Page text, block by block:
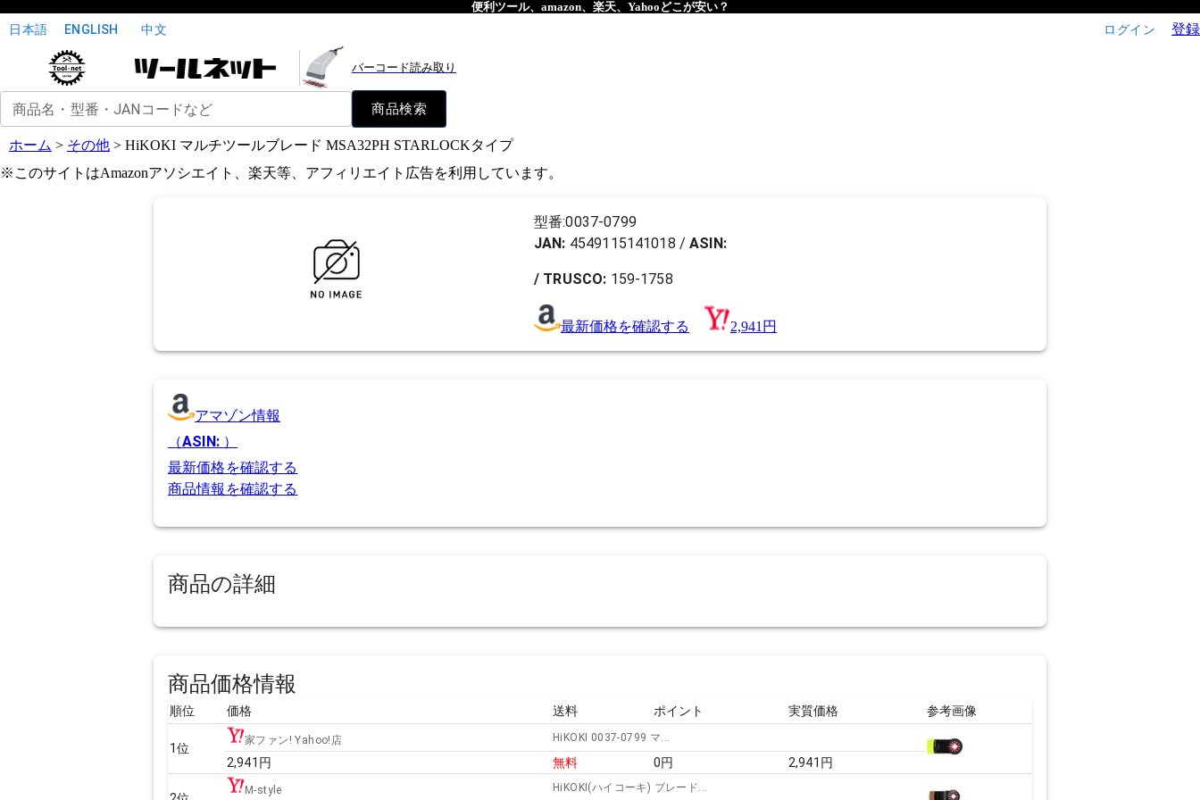
便利ツール、amazon、楽天、Yahooどこが安い？
日本語 ENGLISH 中文 ログイン 登録
バーコード読み取り
商品名・型番・JANコードなど 商品検索
ホーム > その他 > HiKOKI マルチツールブレード MSA32PH STARLOCKタイプ
※このサイトはAmazonアソシエイト、楽天等、アフィリエイト広告を利用しています。
型番:0037-0799
JAN: 4549115141018 / ASIN:
/ TRUSCO: 159-1758
最新価格を確認する 2,941円
アマゾン情報
（ASIN: ）
最新価格を確認する
商品情報を確認する
商品の詳細
商品価格情報
順位 価格 送料 ポイント 実質価格 参考画像
1位
家ファン! Yahoo!店 HiKOKI 0037-0799 マ...
2,941 円 無料 0円 2,941 円
M-style HiKOKI(ハイコーキ) ブレード...